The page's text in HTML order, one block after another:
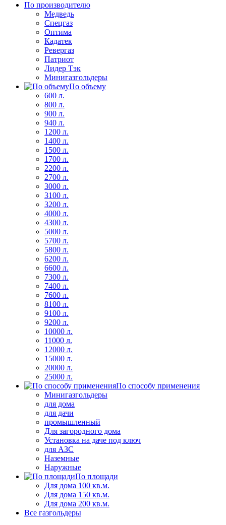
По производителю
Медведь
Спецгаз
Оптима
Кадатек
Ревергаз
Патриот
Лидер Тэк
Минигазгольдеры
По объему
600 л.
800 л.
900 л.
940 л.
1200 л.
1400 л.
1500 л.
1700 л.
2200 л.
2700 л.
3000 л.
3100 л.
3200 л.
4000 л.
4300 л.
5000 л.
5700 л.
5800 л.
6200 л.
6600 л.
7300 л.
7400 л.
7600 л.
8100 л.
9100 л.
9200 л.
10000 л.
11000 л.
12000 л.
15000 л.
20000 л.
25000 л.
По способу применения
Минигазгольдеры
для дома
для дачи
промышленный
Для загородного дома
Установка на даче под ключ
для АЗС
Наземные
Наружные
По площади
Для дома 100 кв.м.
Для дома 150 кв.м.
Для дома 200 кв.м.
Все газгольдеры